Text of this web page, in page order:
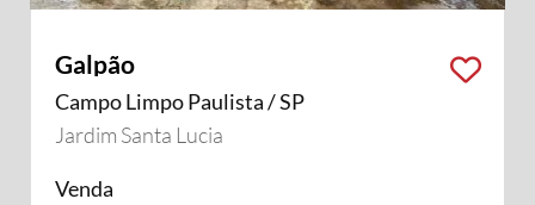
Galpão
Campo Limpo Paulista / SP
Jardim Santa Lucia
Venda